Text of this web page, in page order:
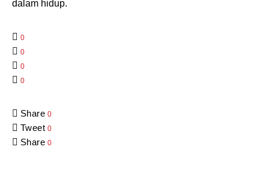
dalam hidup.
0
0
0
0
Share 0
Tweet 0
Share 0